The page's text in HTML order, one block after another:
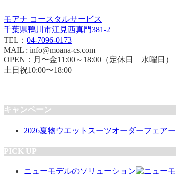
モアナ コースタルサービス
千葉県鴨川市江見西真門381-2
TEL： 04-7096-0173
MAIL : info@moana-cs.com
OPEN：月〜金11:00～18:00（定休日 水曜日）
土日祝10:00〜18:00
キャンペーン
2026夏物ウエットスーツオーダーフェアー
PICK UP
ニューモデルのソリューション